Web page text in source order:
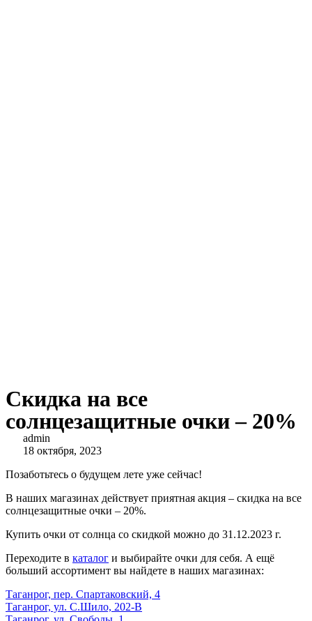
Cкидка на все
солнцезащитные очки – 20%
admin
18 октября, 2023
Позаботьтесь о будущем лете уже сейчас!
В наших магазинах действует приятная акция – скидка на все
солнцезащитные очки – 20%.
Купить очки от солнца со скидкой можно до 31.12.2023 г.
Переходите в каталог и выбирайте очки для себя. А ещё
больший ассортимент вы найдете в наших магазинах:
Таганрог, пер. Спартаковский, 4
Таганрог, ул. С.Шило, 202-В